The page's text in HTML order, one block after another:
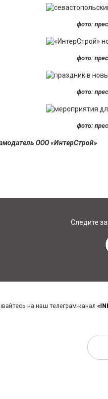
фото:
фото:
фото:
фото:
ООО «ИнтерСтрой»
Следите
на наш телеграм-канал